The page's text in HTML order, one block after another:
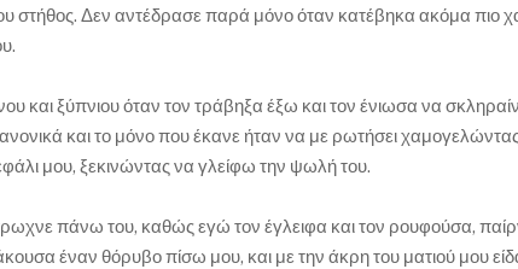
στήθος. Δεν αντέδρασε παρά μόνο όταν κατέβηκα ακόμα πιο
και ξύπνιου όταν τον τράβηξα έξω και τον ένιωσα να
και το μόνο που έκανε ήταν να με ρωτήσει χαμογελώντας
μου, ξεκινώντας να γλείφω την ψωλή του.
πάνω του, καθώς εγώ τον έγλειφα και τον ρουφούσα,
έναν θόρυβο πίσω μου, και με την άκρη του ματιού μου